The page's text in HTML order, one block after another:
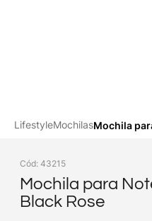
LifestyleMochilasMochila
Cód: 43215
Mochila para
Black Rose